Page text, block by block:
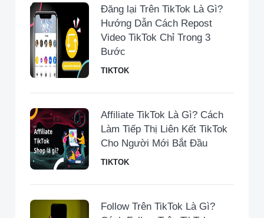
Đăng lại Trên TikTok Là Gì?
Hướng Dẫn Cách Repost
Video TikTok Chỉ Trong 3
Bước
TIKTOK
Affiliate TikTok Là Gì? Cách
Làm Tiếp Thị Liên Kết TikTok
Cho Người Mới Bắt Đầu
TIKTOK
Follow Trên TikTok Là Gì?